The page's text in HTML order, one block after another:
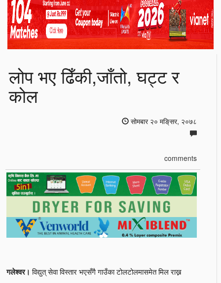
लोप भए ढिँकी,जाँतो, घट्ट र
कोल
सोमबार २० मङि्सर, २०७८
comments
गलेश्वर। विद्युत् सेवा विस्तार भएसँगै गाउँका टोलटोलमासमेत मिल राख्न